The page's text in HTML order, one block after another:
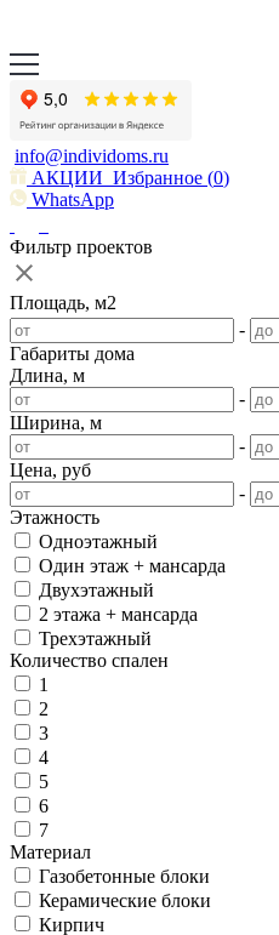
info@individoms.ru
АКЦИИ Избранное (0)
WhatsApp
Фильтр проектов
Площадь, м2
-
Габариты дома
Длина, м
-
Ширина, м
-
Цена, руб
-
Этажность
Одноэтажный
Один этаж + мансарда
Двухэтажный
2 этажа + мансарда
Трехэтажный
Количество спален
1
2
3
4
5
6
7
Материал
Газобетонные блоки
Керамические блоки
Кирпич